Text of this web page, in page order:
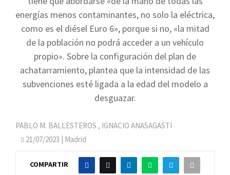
energías menos contaminantes, no solo la eléctrica,
como es el diésel Euro 6», porque si no, «la mitad
de la población no podrá acceder a un vehículo
propio». Sobre la configuración del plan de
achatarramiento, plantea que la intensidad de las
subvenciones esté ligada a la edad del modelo a
desguazar.
PABLO M. BALLESTEROS , IGNACIO ANASAGASTI
21/07/2023 | Madrid
COMPARTIR